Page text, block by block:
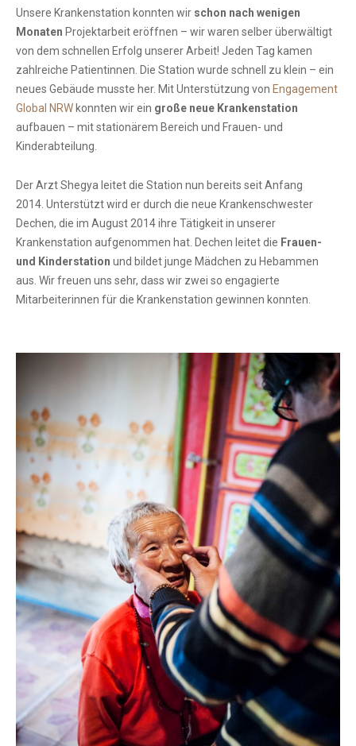
Unsere Krankenstation konnten wir schon nach wenigen
Monaten Projektarbeit eröffnen – wir waren selber überwältigt
von dem schnellen Erfolg unserer Arbeit! Jeden Tag kamen
zahlreiche Patientinnen. Die Station wurde schnell zu klein – ein
neues Gebäude musste her. Mit Unterstützung von Engagement
Global NRW konnten wir ein große neue Krankenstation
aufbauen – mit stationärem Bereich und Frauen- und
Kinderabteilung.
Der Arzt Shegya leitet die Station nun bereits seit Anfang
2014. Unterstützt wird er durch die neue Krankenschwester
Dechen, die im August 2014 ihre Tätigkeit in unserer
Krankenstation aufgenommen hat. Dechen leitet die Frauen-
und Kinderstation und bildet junge Mädchen zu Hebammen
aus. Wir freuen uns sehr, dass wir zwei so engagierte
Mitarbeiterinnen für die Krankenstation gewinnen konnten.